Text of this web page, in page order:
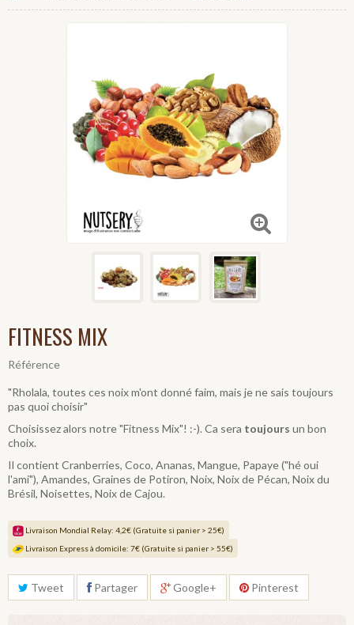
FITNESS MIX
Référence
"Rholala, toutes ces noix m'ont donné faim, mais je ne sais toujours
pas quoi choisir"
Choisissez alors notre "Fitness Mix"! :-). Ca sera toujours un bon
choix.
Il contient Cranberries, Coco, Ananas, Mangue, Papaye ("hé oui
l'ami"), Amandes, Graines de Potiron, Noix, Noix de Pécan, Noix du
Brésil, Noisettes, Noix de Cajou.
Livraison Mondial Relay: 4,2€ (Gratuite si panier > 25€)
Livraison Express à domicile: 7€ (Gratuite si panier > 55€)
Tweet Partager Google+ Pinterest